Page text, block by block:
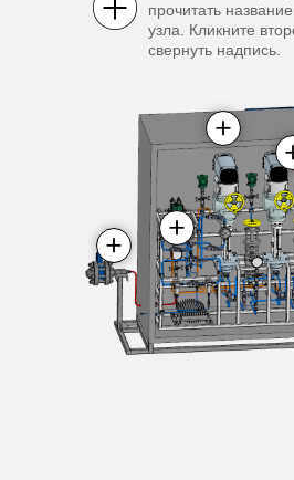
прочитать
узла. Кликните
свернуть надпись.